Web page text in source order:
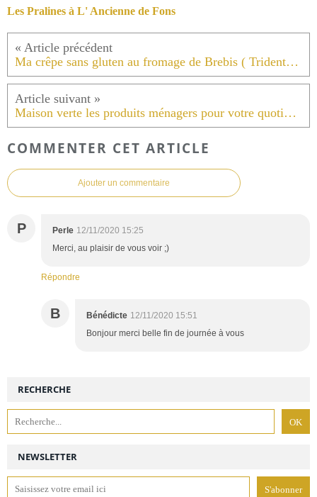
Les Pralines à L' Ancienne de Fons
Ma crêpe sans gluten au fromage de Brebis ( Trident) local.
Maison verte les produits ménagers pour votre quotidien maison.
COMMENTER CET ARTICLE
Ajouter un commentaire
P Perle 12/11/2020 15:25
Merci, au plaisir de vous voir ;)
Répondre
B Bénédicte 12/11/2020 15:51
Bonjour merci belle fin de journée à vous
NEWSLETTER
RECHERCHE